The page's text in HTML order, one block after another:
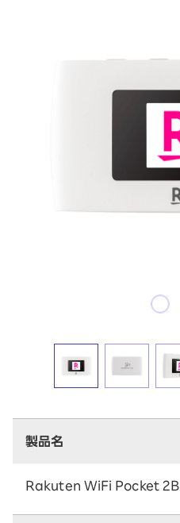
製品名
Rakuten WiFi Pocket 2B